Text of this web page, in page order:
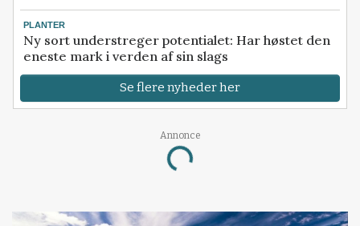
PLANTER
Ny sort understreger potentialet: Har høstet den
eneste mark i verden af sin slags
Se flere nyheder her
Annonce
Loading...